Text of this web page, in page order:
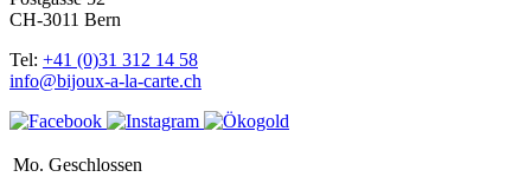
CH-3011 Bern
Tel: +41 (0)31 312 14 58
info@bijoux-a-la-carte.ch
Mo. Geschlossen